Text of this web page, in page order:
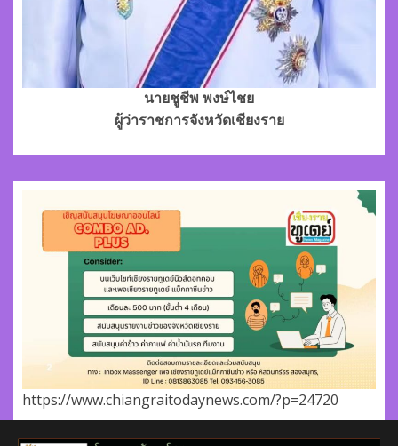
นายชูชีพ พงษ์ไชย
ผู้ว่าราชการจังหวัดเชียงราย
https://www.chiangraitodaynews.com/?p=24720